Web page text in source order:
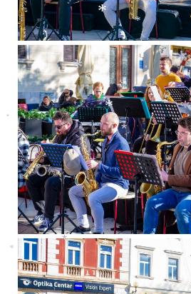
*
*
*
*
*
*
*
*
*
*
*
* *
*
*
*
*